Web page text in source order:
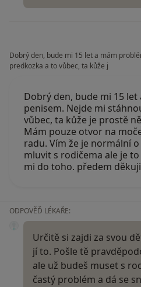
Dobrý den, bude mi 15 let a mám
predkozka a to vůbec, ta kůže j
Dobrý den, bude mi 15
penisem. Nejde mi
vůbec, ta kůže je prostě
Mám pouze otvor na
radu. Vím že je normální
mluvit s rodičema ale je
mi do toho. předem
ODPOVĚĎ LÉKAŘE:
Určitě si zajdi za svou
jí to. Pošle tě
ale už budeš muset s
častý problém a dá se